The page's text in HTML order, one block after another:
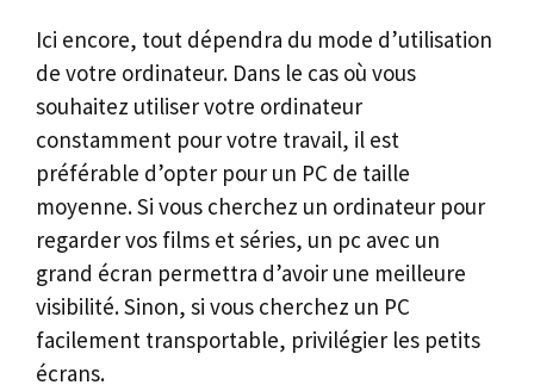
Ici encore, tout dépendra du mode d’utilisation
de votre ordinateur. Dans le cas où vous
souhaitez utiliser votre ordinateur
constamment pour votre travail, il est
préférable d’opter pour un PC de taille
moyenne. Si vous cherchez un ordinateur pour
regarder vos films et séries, un pc avec un
grand écran permettra d’avoir une meilleure
visibilité. Sinon, si vous cherchez un PC
facilement transportable, privilégier les petits
écrans.